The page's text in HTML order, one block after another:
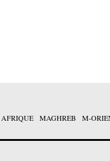
AFRIQUE MAGHREB M-